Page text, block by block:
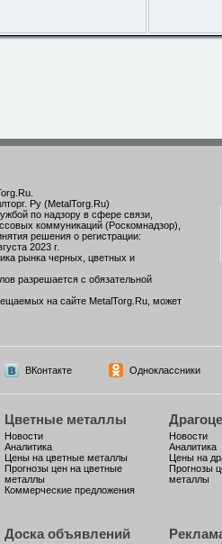
Ру (MetalTorg.Ru)
по надзору в сфере связи,
коммуникаций (Роскомнадзор),
решения о регистрации:
2023 г.
рынка черных, цветных и
разрешается с обязательной
на сайте MetalTorg.Ru, может
ВКонтакте Одноклассники
Цветные металлы
Новости
Аналитика
Цены на цветные металлы
Прогнозы цен на цветные
металлы
Коммерческие предложения
Новости
Аналитика
Цены на
Прогнозы
металлы
Доска объявлений